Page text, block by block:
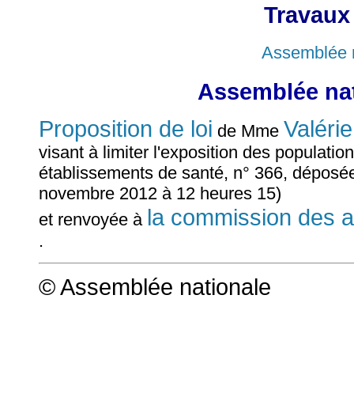
Assemblée
Assemblée
Proposition de loi de Mme
visant à limiter l'exposition des
établissements de santé, n° 366,
novembre 2012 à 12 heures 15)
et renvoyée à la commission des
.
© Assemblée nationale